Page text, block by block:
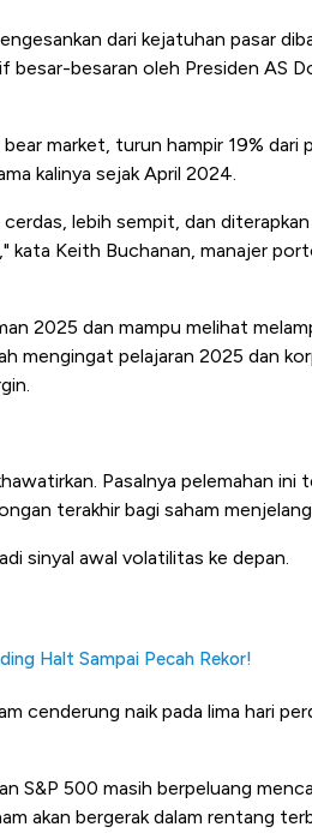
dari kejatuhan pasar
besaran oleh Presiden AS
market, turun hampir 19% dari
kalinya sejak April 2024.
lebih sempit, dan
kata Keith Buchanan, manajer
2025 dan mampu melihat
mengingat pelajaran 2025 dan
Pasalnya pelemahan ini
terakhir bagi saham
sinyal awal volatilitas ke depan.
Halt Sampai Pecah Rekor!
cenderung naik pada lima hari
S&P 500 masih berpeluang
akan bergerak dalam rentang